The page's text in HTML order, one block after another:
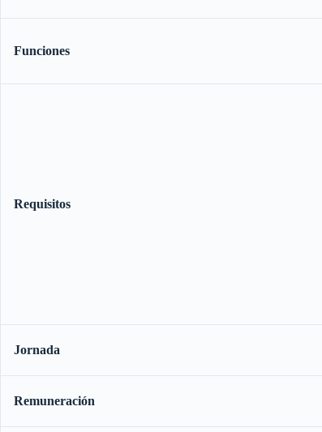
Funciones
Requisitos
Jornada
Remuneración